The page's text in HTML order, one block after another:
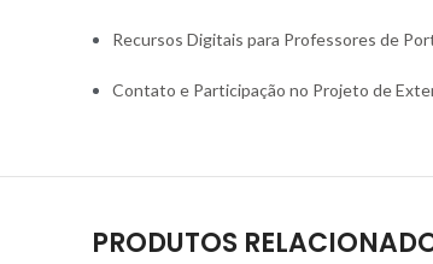
Recursos Digitais para Professores de
Contato e Participação no Projeto de
PRODUTOS